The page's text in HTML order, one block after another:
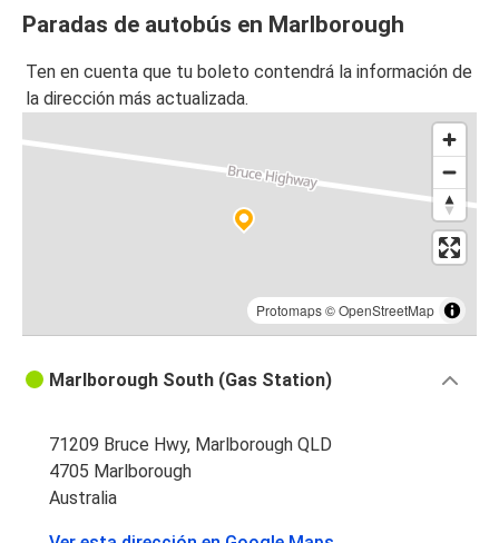
Paradas de autobús en Marlborough
Ten en cuenta que tu boleto contendrá la información de
la dirección más actualizada.
Protomaps©OpenStreetMap
Marlborough South (Gas Station)
71209 Bruce Hwy, Marlborough QLD
4705 Marlborough
Australia